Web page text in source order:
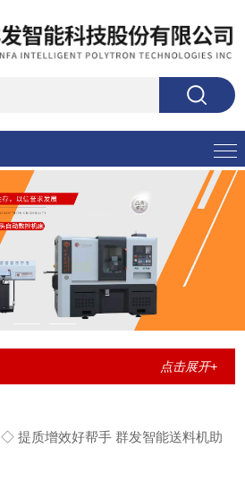
点击展开+
◇ 提质增效好帮手 群发智能送料机助